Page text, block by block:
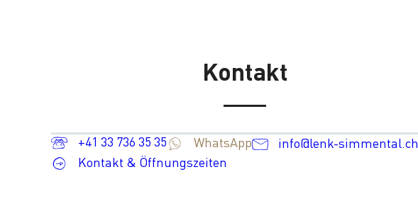
Kontakt
+41 33 736 35 35 WhatsApp
info@lenk-simmental.ch
Kontakt & Öffnungszeiten